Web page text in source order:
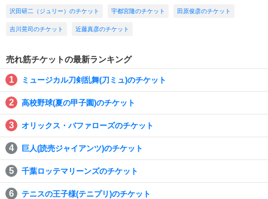
沢田研二（ジュリー）のチケット 宇都宮隆のチケット 田原俊彦のチケット
吉川晃司のチケット 近藤真彦のチケット
売れ筋チケットの最新ランキング
ミュージカル刀剣乱舞(刀ミュ)のチケット
高校野球(夏の甲子園)のチケット
オリックス・バファローズのチケット
巨人(読売ジャイアンツ)のチケット
千葉ロッテマリーンズのチケット
テニスの王子様(テニプリ)のチケット